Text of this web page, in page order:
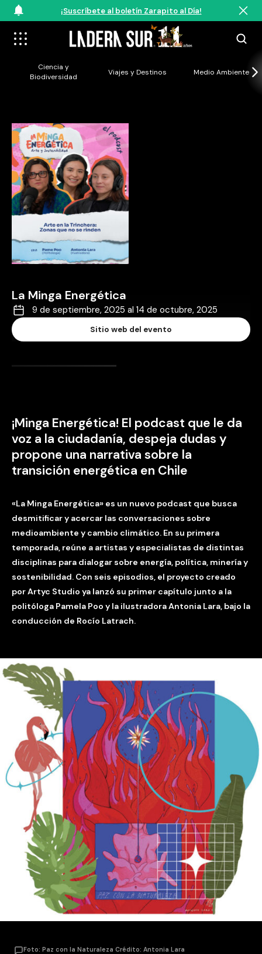
¡Suscríbete al boletín Zarapito al Día!
Ciencia y
Biodiversidad
Viajes y Destinos Medio Ambiente
La Minga Energética
9 de septiembre, 2025 al 14 de octubre, 2025
Sitio web del evento
¡Minga Energética! El podcast que le da
voz a la ciudadanía, despeja dudas y
propone una narrativa sobre la
transición energética en Chile
«La Minga Energética» es un nuevo podcast que busca
desmitificar y acercar las conversaciones sobre
medioambiente y cambio climático. En su primera
temporada, reúne a artistas y especialistas de distintas
disciplinas para dialogar sobre energía, política, minería y
sostenibilidad. Con seis episodios, el proyecto creado
por Artyc Studio ya lanzó su primer capítulo junto a la
politóloga Pamela Poo y la ilustradora Antonia Lara, bajo la
conducción de Rocío Latrach.
Foto: Paz con la Naturaleza Crédito: Antonia Lara